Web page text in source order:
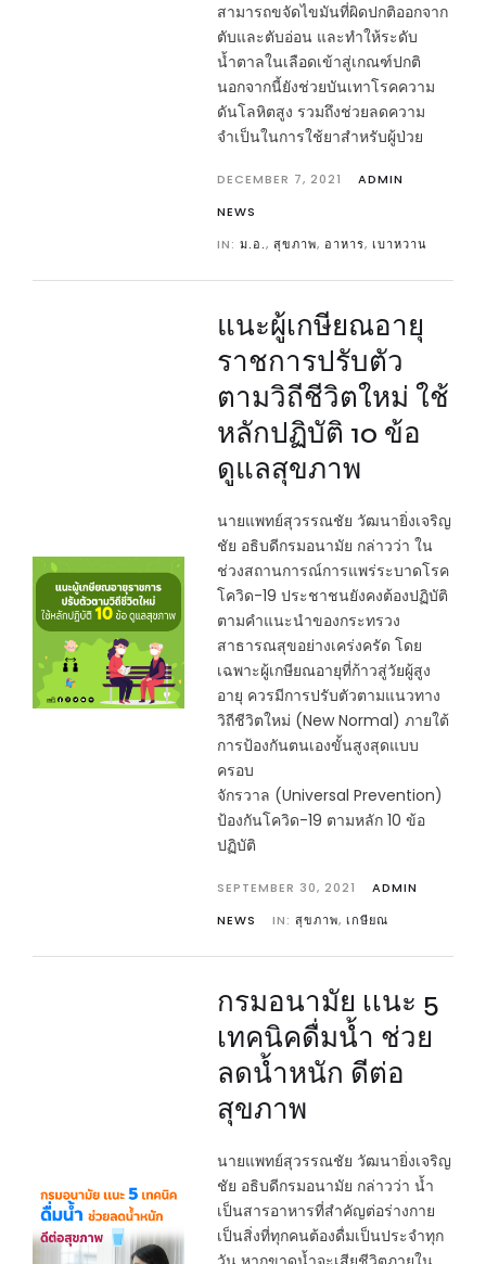
สามารถขจัดไขมันที่ผิดปกติออกจาก
ตับและตับอ่อน และทำให้ระดับ
น้ำตาลในเลือดเข้าสู่เกณฑ์ปกติ
นอกจากนี้ยังช่วยบันเทาโรคความ
ดันโลหิตสูง รวมถึงช่วยลดความ
จำเป็นในการใช้ยาสำหรับผู้ป่วย
DECEMBER 7, 2021
ADMIN
NEWS
IN: ม.อ., สุขภาพ, อาหาร, เบาหวาน
แนะผู้เกษียณอายุ
ราชการปรับตัว
ตามวิถีชีวิตใหม่ ใช้
หลักปฏิบัติ 10 ข้อ
ดูแลสุขภาพ
นายแพทย์สุวรรณชัย วัฒนายิ่งเจริญ
ชัย อธิบดีกรมอนามัย กล่าวว่า ใน
ช่วงสถานการณ์การแพร่ระบาดโรค
โควิด-19 ประชาชนยังคงต้องปฏิบัติ
ตามคำแนะนำของกระทรวง
สาธารณสุขอย่างเคร่งครัด โดย
เฉพาะผู้เกษียณอายุที่ก้าวสู่วัยผู้สูง
อายุ ควรมีการปรับตัวตามแนวทาง
วิถีชีวิตใหม่ (New Normal) ภายใต้
การป้องกันตนเองขั้นสูงสุดแบบ
ครอบ
จักรวาล (Universal Prevention)
ป้องกันโควิด-19 ตามหลัก 10 ข้อ
ปฏิบัติ
SEPTEMBER 30, 2021
ADMIN
NEWS
IN: สุขภาพ, เกษียณ
กรมอนามัย เเนะ 5
เทคนิคดื่มน้ำ ช่วย
ลดน้ำหนัก ดีต่อ
สุขภาพ
นายแพทย์สุวรรณชัย วัฒนายิ่งเจริญ
ชัย อธิบดีกรมอนามัย กล่าวว่า น้ำ
เป็นสารอาหารที่สำคัญต่อร่างกาย
เป็นสิ่งที่ทุกคนต้องดื่มเป็นประจำทุก